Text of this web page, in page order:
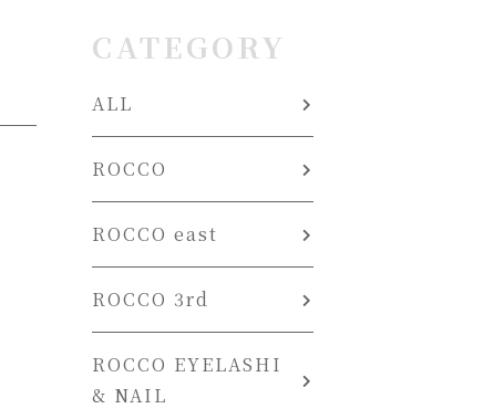
CATEGORY
ALL
ROCCO
ROCCO east
ROCCO 3rd
ROCCO EYELASHI
& NAIL